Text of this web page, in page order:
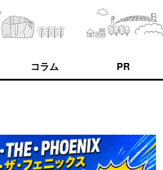
コラム PR